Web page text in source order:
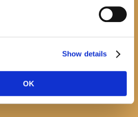
Show details
OK